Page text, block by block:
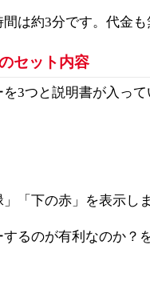
は約3分です。代金
セット内容
3つと説明書が入っ
「下の赤」を表示し
るのが有利なのか？